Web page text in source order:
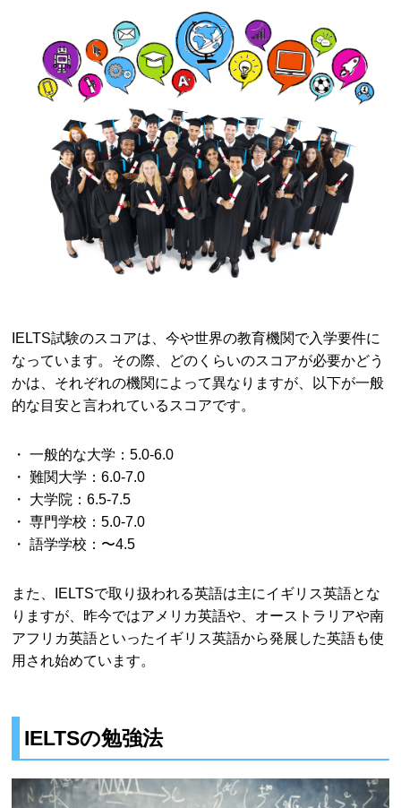
IELTS試験のスコアは、今や世界の教育機関で入学要件に
なっています。その際、どのくらいのスコアが必要かどう
かは、それぞれの機関によって異なりますが、以下が一般
的な目安と言われているスコアです。
・ 一般的な大学：5.0-6.0
・ 難関大学：6.0-7.0
・ 大学院：6.5-7.5
・ 専門学校：5.0-7.0
・ 語学学校：〜4.5
また、IELTSで取り扱われる英語は主にイギリス英語とな
りますが、昨今ではアメリカ英語や、オーストラリアや南
アフリカ英語といったイギリス英語から発展した英語も使
用され始めています。
IELTSの勉強法